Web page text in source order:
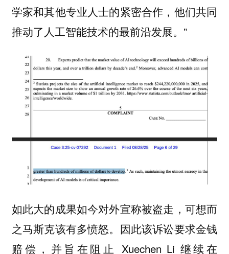
学家和其他专业人士的紧密合作，他们共同
推动了人工智能技术的最前沿发展。”
如此大的成果如今对外宣称被盗走，可想而
之马斯克该有多愤怒。因此该诉讼要求金钱
赔偿，并旨在阻止 Xuechen Li 继续在